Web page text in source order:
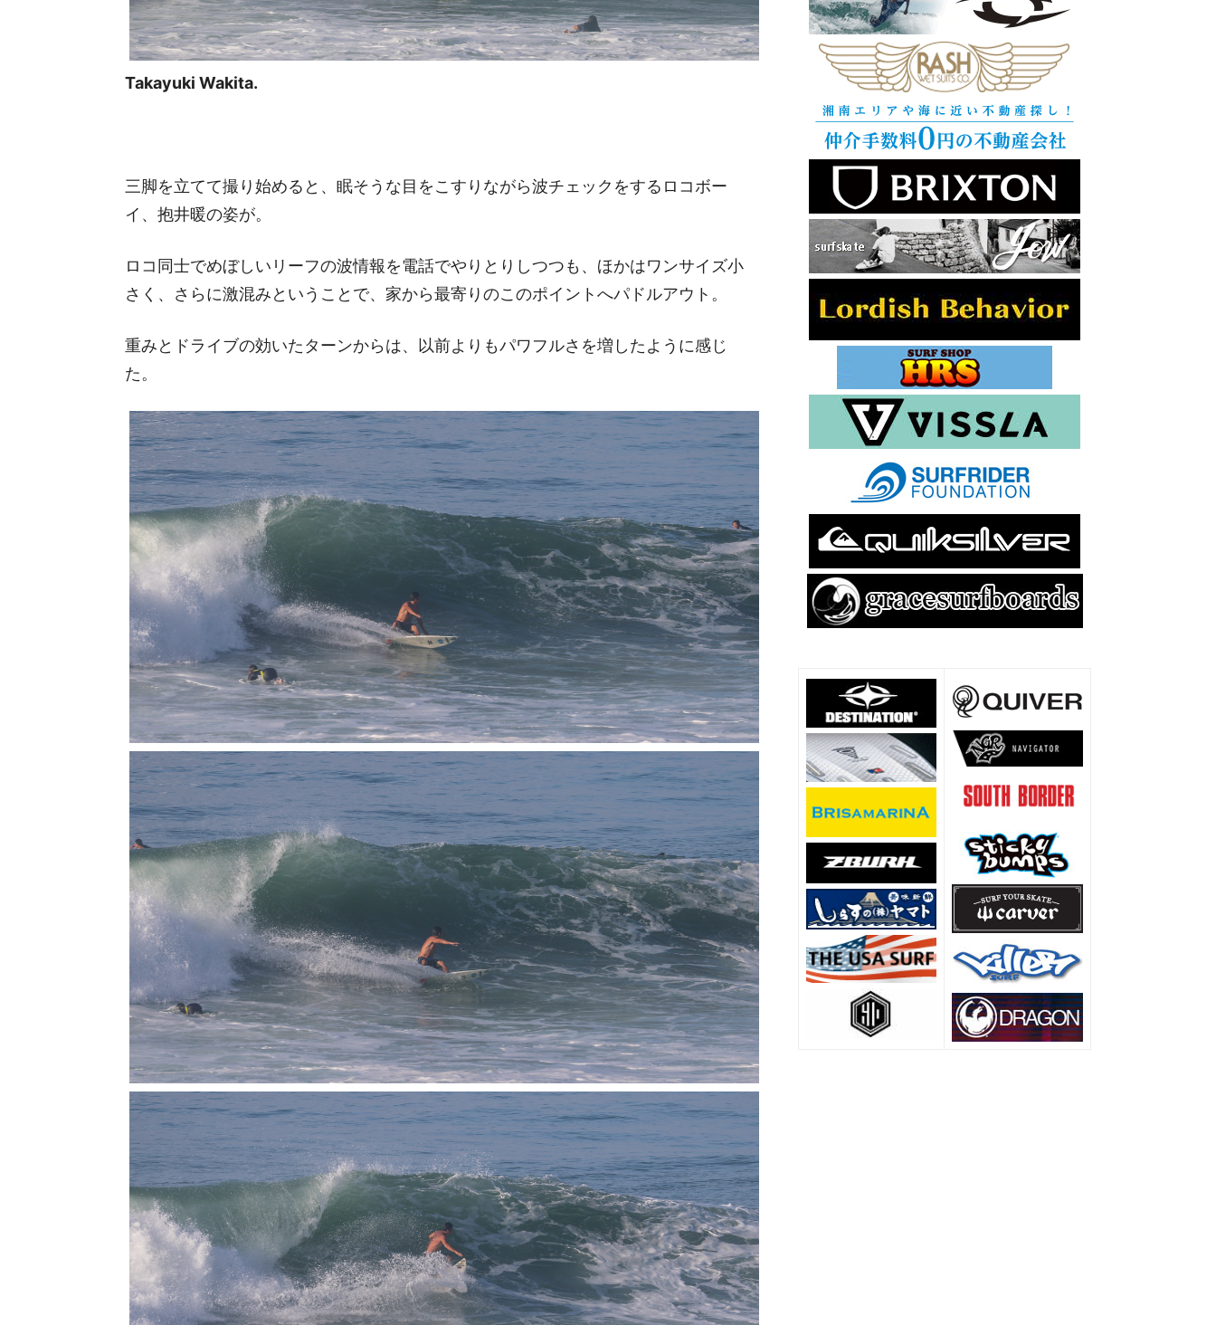
Takayuki Wakita.
三脚を立てて撮り始めると、眠そうな目をこすりながら波チェックをするロコボー
イ、抱井暖の姿が。
ロコ同士でめぼしいリーフの波情報を電話でやりとりしつつも、ほかはワンサイズ小
さく、さらに激混みということで、家から最寄りのこのポイントへパドルアウト。
重みとドライブの効いたターンからは、以前よりもパワフルさを増したように感じ
た。